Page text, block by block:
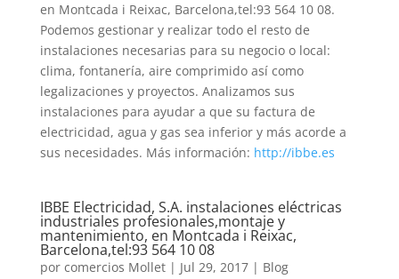
en Montcada i Reixac, Barcelona,tel:93 564 10 08.
Podemos gestionar y realizar todo el resto de
instalaciones necesarias para su negocio o local:
clima, fontanería, aire comprimido así como
legalizaciones y proyectos. Analizamos sus
instalaciones para ayudar a que su factura de
electricidad, agua y gas sea inferior y más acorde a
sus necesidades. Más información: http://ibbe.es
IBBE Electricidad, S.A. instalaciones eléctricas
industriales profesionales,montaje y
mantenimiento, en Montcada i Reixac,
Barcelona,tel:93 564 10 08
por comercios Mollet| Jul 29, 2017| Blog